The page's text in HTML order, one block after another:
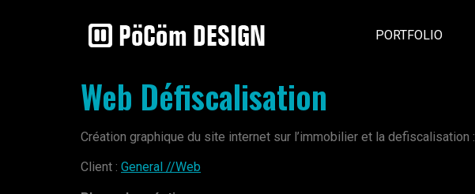
PORTFOLIO
Web Défiscalisation
Création graphique du site internet sur l’immobilier et la defiscalisation :
Client : General //Web